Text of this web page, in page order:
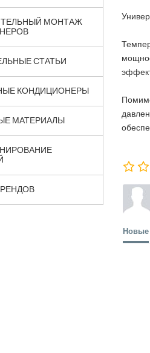
МОНТАЖ
СТАТЬИ
КОНДИЦИОНЕРЫ
МАТЕРИАЛЫ
Новые